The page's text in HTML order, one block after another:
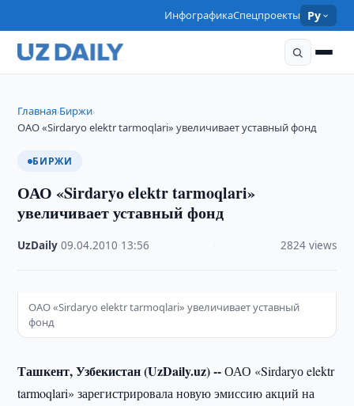
ИнфографикаСпецпроекты Ру
Главная›Биржи›
ОАО «Sirdaryо elektr tarmoqlari» увеличивает уставный фонд
БИРЖИ
ОАО «Sirdaryо elektr tarmoqlari»
увеличивает уставный фонд
UzDaily ·09.04.2010 13:56 2824 views
ОАО «Sirdaryо elektr tarmoqlari» увеличивает уставный
фонд
Ташкент, Узбекистан (UzDaily.uz) --ОАО «Sirdaryо elektr
tarmoqlari» зарегистрировала новую эмиссию акций на